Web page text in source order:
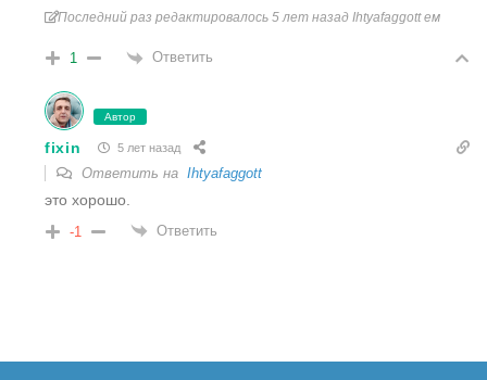
Последний раз редактировалось 5 лет назад Ihtyafaggott ем
1 Ответить
Автор
fixin 5 лет назад
Ответить на Ihtyafaggott
это хорошо.
-1 Ответить